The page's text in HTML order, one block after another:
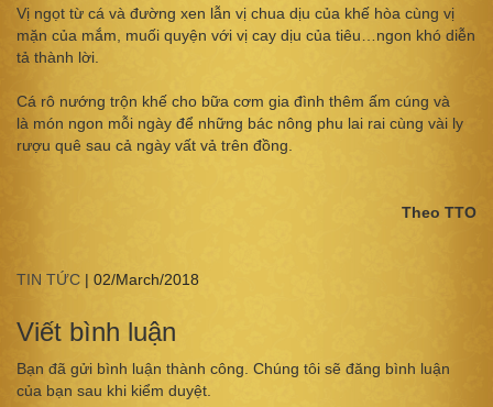
Vị ngọt từ cá và đường xen lẫn vị chua dịu của khế hòa cùng vị
mặn của mắm, muối quyện với vị cay dịu của tiêu…ngon khó diễn
tả thành lời.
Cá rô nướng trộn khế cho bữa cơm gia đình thêm ấm cúng và
là món ngon mỗi ngày để những bác nông phu lai rai cùng vài ly
rượu quê sau cả ngày vất vả trên đồng.
Theo TTO
TIN TỨC | 02/March/2018
Viết bình luận
Bạn đã gửi bình luận thành công. Chúng tôi sẽ đăng bình luận
của bạn sau khi kiểm duyệt.